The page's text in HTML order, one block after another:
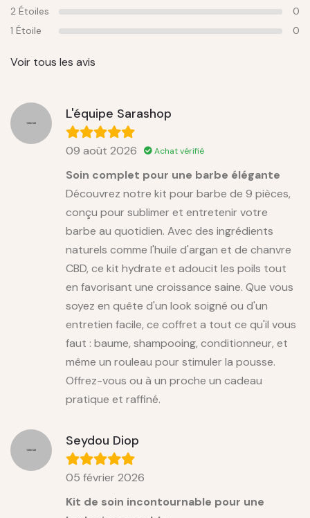
2 Étoiles
0
1 Étoile
0
Voir tous les avis
L'équipe Sarashop
09 août 2026 Achat vérifié
Soin complet pour une barbe élégante
Découvrez notre kit pour barbe de 9 pièces,
conçu pour sublimer et entretenir votre
barbe au quotidien. Avec des ingrédients
naturels comme l'huile d'argan et de chanvre
CBD, ce kit hydrate et adoucit les poils tout
en favorisant une croissance saine. Que vous
soyez en quête d'un look soigné ou d'un
entretien facile, ce coffret a tout ce qu'il vous
faut : baume, shampooing, conditionneur, et
même un rouleau pour stimuler la pousse.
Offrez-vous ou à un proche un cadeau
pratique et raffiné.
Seydou Diop
05 février 2026
Kit de soin incontournable pour une